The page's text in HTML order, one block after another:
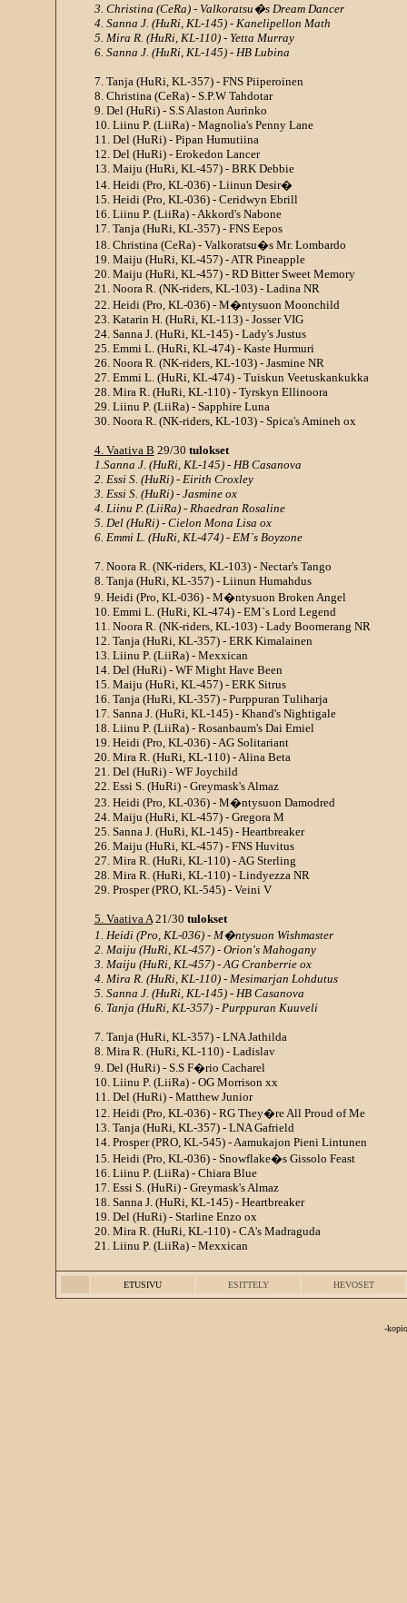
3. Christina (CeRa) - Valkoratsu�s Dream Dancer
4. Sanna J. (HuRi, KL-145) - Kanelipellon Math
5. Mira R. (HuRi, KL-110) - Yetta Murray
6. Sanna J. (HuRi, KL-145) - HB Lubina
7. Tanja (HuRi, KL-357) - FNS Piiperoinen
8. Christina (CeRa) - S.P.W Tahdotar
9. Del (HuRi) - S.S Alaston Aurinko
10. Liinu P. (LiiRa) - Magnolia's Penny Lane
11. Del (HuRi) - Pipan Humutiina
12. Del (HuRi) - Erokedon Lancer
13. Maiju (HuRi, KL-457) - BRK Debbie
14. Heidi (Pro, KL-036) - Liinun Desir�
15. Heidi (Pro, KL-036) - Ceridwyn Ebrill
16. Liinu P. (LiiRa) - Akkord's Nabone
17. Tanja (HuRi, KL-357) - FNS Eepos
18. Christina (CeRa) - Valkoratsu�s Mr. Lombardo
19. Maiju (HuRi, KL-457) - ATR Pineapple
20. Maiju (HuRi, KL-457) - RD Bitter Sweet Memory
21. Noora R. (NK-riders, KL-103) - Ladina NR
22. Heidi (Pro, KL-036) - M�ntysuon Moonchild
23. Katarin H. (HuRi, KL-113) - Josser VIG
24. Sanna J. (HuRi, KL-145) - Lady's Justus
25. Emmi L. (HuRi, KL-474) - Kaste Hurmuri
26. Noora R. (NK-riders, KL-103) - Jasmine NR
27. Emmi L. (HuRi, KL-474) - Tuiskun Veetuskankukka
28. Mira R. (HuRi, KL-110) - Tyrskyn Ellinoora
29. Liinu P. (LiiRa) - Sapphire Luna
30. Noora R. (NK-riders, KL-103) - Spica's Amineh ox
4. Vaativa B 29/30 tulokset
1.Sanna J. (HuRi, KL-145) - HB Casanova
2. Essi S. (HuRi) - Eirith Croxley
3. Essi S. (HuRi) - Jasmine ox
4. Liinu P. (LiiRa) - Rhaedran Rosaline
5. Del (HuRi) - Cielon Mona Lisa ox
6. Emmi L. (HuRi, KL-474) - EM`s Boyzone
7. Noora R. (NK-riders, KL-103) - Nectar's Tango
8. Tanja (HuRi, KL-357) - Liinun Humahdus
9. Heidi (Pro, KL-036) - M�ntysuon Broken Angel
10. Emmi L. (HuRi, KL-474) - EM`s Lord Legend
11. Noora R. (NK-riders, KL-103) - Lady Boomerang NR
12. Tanja (HuRi, KL-357) - ERK Kimalainen
13. Liinu P. (LiiRa) - Mexxican
14. Del (HuRi) - WF Might Have Been
15. Maiju (HuRi, KL-457) - ERK Sitrus
16. Tanja (HuRi, KL-357) - Purppuran Tuliharja
17. Sanna J. (HuRi, KL-145) - Khand's Nightigale
18. Liinu P. (LiiRa) - Rosanbaum's Dai Emiel
19. Heidi (Pro, KL-036) - AG Solitariant
20. Mira R. (HuRi, KL-110) - Alina Beta
21. Del (HuRi) - WF Joychild
22. Essi S. (HuRi) - Greymask's Almaz
23. Heidi (Pro, KL-036) - M�ntysuon Damodred
24. Maiju (HuRi, KL-457) - Gregora M
25. Sanna J. (HuRi, KL-145) - Heartbreaker
26. Maiju (HuRi, KL-457) - FNS Huvitus
27. Mira R. (HuRi, KL-110) - AG Sterling
28. Mira R. (HuRi, KL-110) - Lindyezza NR
29. Prosper (PRO, KL-545) - Veini V
5. Vaativa A21/30 tulokset
1. Heidi (Pro, KL-036) - M�ntysuon Wishmaster
2. Maiju (HuRi, KL-457) - Orion's Mahogany
3. Maiju (HuRi, KL-457) - AG Cranberrie ox
4. Mira R. (HuRi, KL-110) - Mesimarjan Lohdutus
5. Sanna J. (HuRi, KL-145) - HB Casanova
6. Tanja (HuRi, KL-357) - Purppuran Kuuveli
7. Tanja (HuRi, KL-357) - LNA Jathilda
8. Mira R. (HuRi, KL-110) - Ladislav
9. Del (HuRi) - S.S F�rio Cacharel
10. Liinu P. (LiiRa) - OG Morrison xx
11. Del (HuRi) - Matthew Junior
12. Heidi (Pro, KL-036) - RG They�re All Proud of Me
13. Tanja (HuRi, KL-357) - LNA Gafrield
14. Prosper (PRO, KL-545) - Aamukajon Pieni Lintunen
15. Heidi (Pro, KL-036) - Snowflake�s Gissolo Feast
16. Liinu P. (LiiRa) - Chiara Blue
17. Essi S. (HuRi) - Greymask's Almaz
18. Sanna J. (HuRi, KL-145) - Heartbreaker
19. Del (HuRi) - Starline Enzo ox
20. Mira R. (HuRi, KL-110) - CA's Madraguda
21. Liinu P. (LiiRa) - Mexxican
ETUSIVU ESITTELY HEVOSET
-